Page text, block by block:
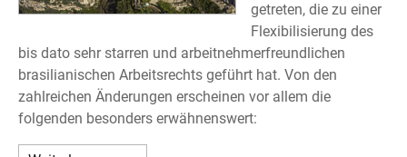
getreten, die zu einer
Flexibilisierung des
bis dato sehr starren und arbeitnehmerfreundlichen
brasilianischen Arbeitsrechts geführt hat. Von den
zahlreichen Änderungen erscheinen vor allem die
folgenden besonders erwähnenswert: